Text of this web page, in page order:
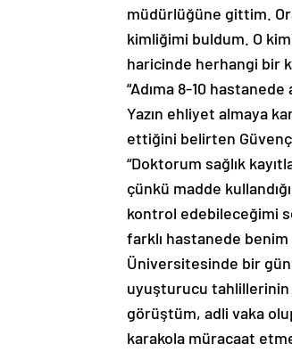
müdürlüğüne gittim.
kimliğimi buldum. O
haricinde herhangi bir
“Adıma 8-10 hastanede
Yazın ehliyet almaya
ettiğini belirten
“Doktorum sağlık
çünkü madde
kontrol edebileceğimi
farklı hastanede benim
Üniversitesinde bir gün
uyuşturucu tahlillerinin
görüştüm, adli vaka
karakola müracaat